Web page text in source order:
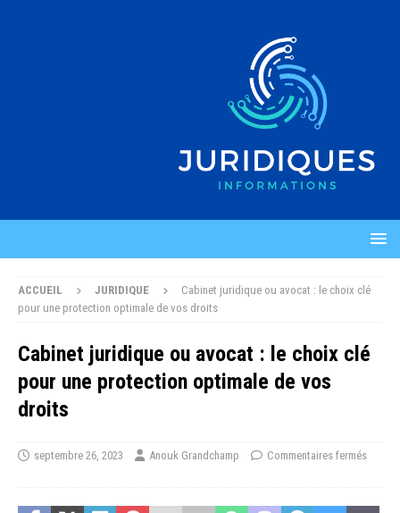
ACCUEIL JURIDIQUE
Cabinet juridique ou avocat : le choix clé
pour une protection optimale de vos droits
Cabinet juridique ou avocat : le choix clé
pour une protection optimale de vos
droits
septembre 26, 2023 Anouk Grandchamp Commentaires fermés